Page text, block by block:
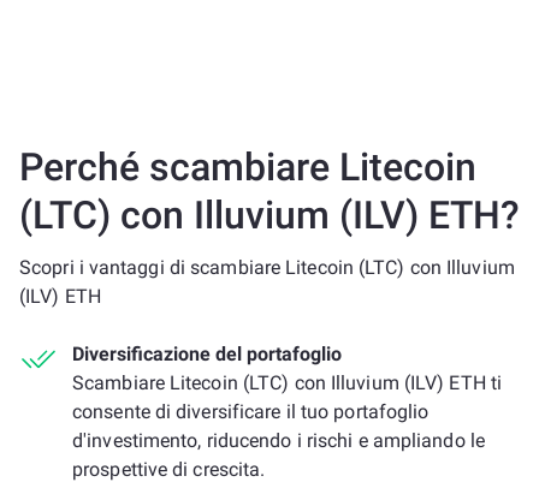
Perché scambiare Litecoin
(LTC) con Illuvium (ILV) ETH?
Scopri i vantaggi di scambiare Litecoin (LTC) con Illuvium
(ILV) ETH
Diversificazione del portafoglio
Scambiare Litecoin (LTC) con Illuvium (ILV) ETH ti
consente di diversificare il tuo portafoglio
d'investimento, riducendo i rischi e ampliando le
prospettive di crescita.